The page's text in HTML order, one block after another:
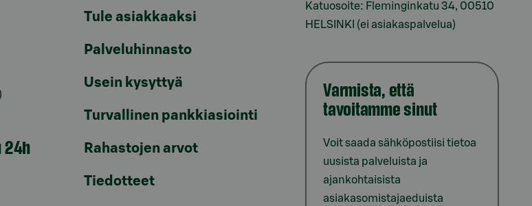
24h
Tule asiakkaaksi
Palveluhinnasto
Usein kysyttyä
Turvallinen pankkiasiointi
Rahastojen arvot
Tiedotteet
Katuosoite: Fleminginkatu 34, 00510
HELSINKI (ei asiakaspalvelua)
Varmista, että
tavoitamme sinut
Voit saada sähköpostiisi tietoa
uusista palveluista ja
ajankohtaisista
asiakasomistajaeduista